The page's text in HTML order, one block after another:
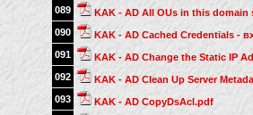
089
KAK - AD All OUs in this
090
KAK - AD Cached Credentials -
091
KAK - AD Change the Static IP
092
KAK - AD Clean Up Server
093
KAK - AD CopyDsAcl.pdf